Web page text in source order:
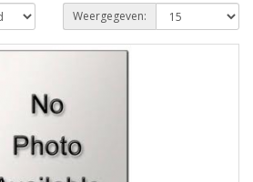
Weergegeven: